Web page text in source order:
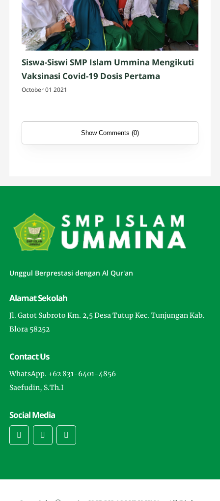
Siswa-Siswi SMP Islam Ummina Mengikuti
Vaksinasi Covid-19 Dosis Pertama
October 01 2021
Show Comments (0)
Unggul Berprestasi dengan Al Qur'an
Alamat Sekolah
Jl. Gatot Subroto Km. 2,5 Desa Tutup Kec. Tunjungan Kab.
Blora 58252
Contact Us
WhatsApp. +62 831-6401-4856
Saefudin, S.Th.I
Social Media